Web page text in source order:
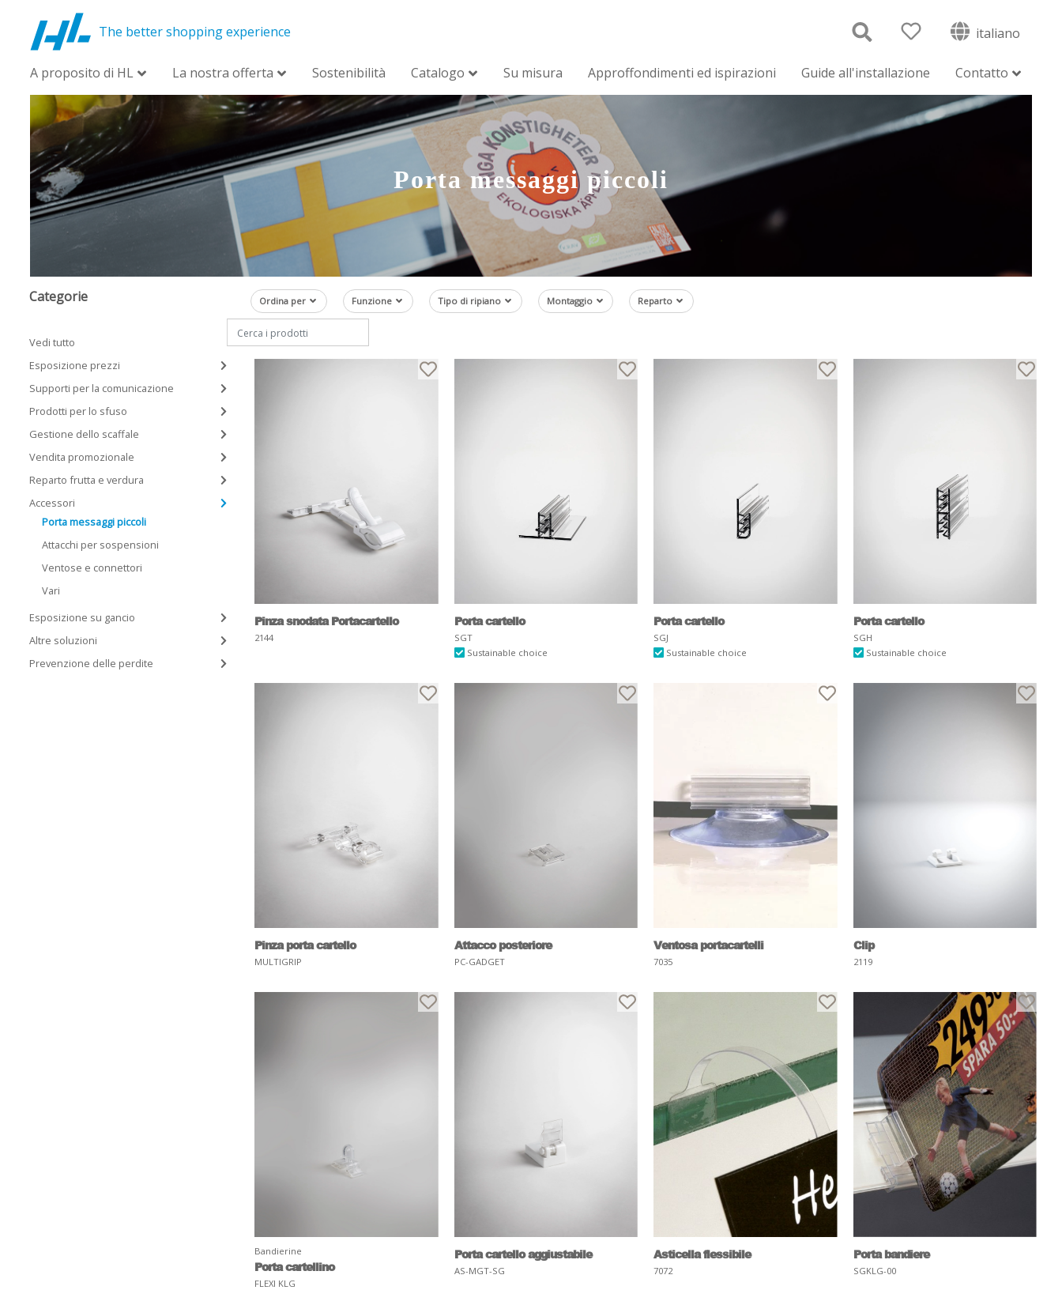
The better shopping experience italiano
A proposito di HL La nostra offerta Sostenibilità Catalogo Su misura Approffondimenti ed ispirazioni Guide all'installazione Contatto
Porta messaggi piccoli
Categorie
Vedi tutto
Esposizione prezzi
Supporti per la comunicazione
Prodotti per lo sfuso
Gestione dello scaffale
Vendita promozionale
Reparto frutta e verdura
Accessori
Porta messaggi piccoli
Attacchi per sospensioni
Ventose e connettori
Vari
Esposizione su gancio
Altre soluzioni
Prevenzione delle perdite
Ordina per Funzione Tipo di ripiano Montaggio Reparto
Pinza snodata Portacartello
2144
Porta cartello
SGT
Sustainable choice
Porta cartello
SGJ
Sustainable choice
Porta cartello
SGH
Sustainable choice
Pinza porta cartello
MULTIGRIP
Attacco posteriore
PC-GADGET
Ventosa portacartelli
7035
Clip
2119
Bandierine
Porta cartellino
FLEXI KLG
Porta cartello aggiustabile
AS-MGT-SG
Asticella flessibile
7072
Porta bandiere
SGKLG-00